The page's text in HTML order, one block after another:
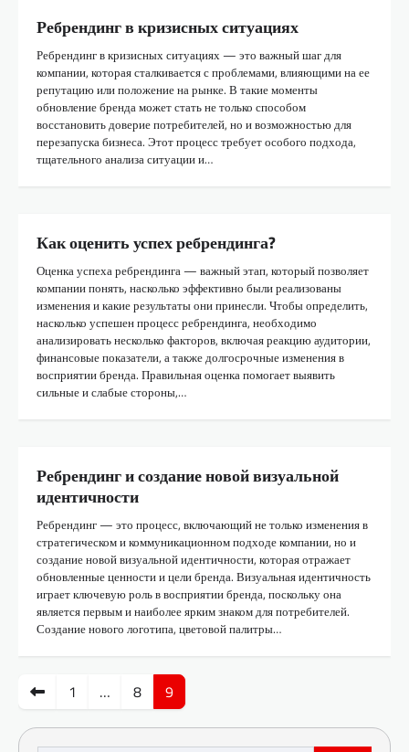
сообщение?
Психология восприятия рекламы в СМИ
кампаниях через СМИ?
Как использовать СМИ для построения
бренда?
Ребрендинг в кризисных ситуациях
Ребрендинг в кризисных ситуациях — это важный шаг для
компании, которая сталкивается с проблемами, влияющими на ее
репутацию или положение на рынке. В такие моменты
обновление бренда может стать не только способом
восстановить доверие потребителей, но и возможностью для
перезапуска бизнеса. Этот процесс требует особого подхода,
тщательного анализа ситуации и…
Как оценить успех ребрендинга?
Оценка успеха ребрендинга — важный этап, который позволяет
компании понять, насколько эффективно были реализованы
изменения и какие результаты они принесли. Чтобы определить,
насколько успешен процесс ребрендинга, необходимо
анализировать несколько факторов, включая реакцию аудитории,
финансовые показатели, а также долгосрочные изменения в
восприятии бренда. Правильная оценка помогает выявить
сильные и слабые стороны,…
Ребрендинг и создание новой визуальной
идентичности
Ребрендинг — это процесс, включающий не только изменения в
стратегическом и коммуникационном подходе компании, но и
создание новой визуальной идентичности, которая отражает
обновленные ценности и цели бренда. Визуальная идентичность
играет ключевую роль в восприятии бренда, поскольку она
является первым и наиболее ярким знаком для потребителей.
Создание нового логотипа, цветовой палитры…
Пагинация
записей
1 … 8 9